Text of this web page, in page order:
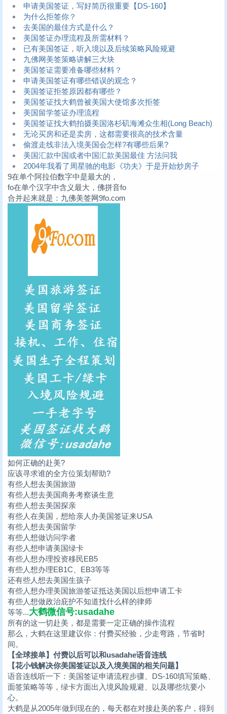
申请美国签证，写好简历很重要【DS-160】
为什么拒签你？
去美国的最佳方式是什么？
美国签证办理流程及所需材料？
已有美国签证，听入境以及后续策略风险规避
九佛网美签策略讲解三大块
美国签证需要准备哪些材料？
申请美国签证有哪些错误的观念？
美国签证拒签原因都有哪些？
美国签证找大鹤曾被美国大使馆多次拒签
美国留学签证办理流程
美国签证找大鹤拍摄美国洛杉矶海滩众生相(Long Beach)
无论买房和还是卖房，这都需要很高的技术含量
偷渡走线非法入境美国会怎样?有哪些后果?
美国汇款中国或者中国汇款美国最佳 方法问我
2004年我看了周星驰的电影《功夫》于是开始炒房子
9在单个阿拉伯数字中是最大的，
fo在单个汉字中含义最大，佛拼音fo
合并起来就是：九佛美签网9fo.com
如何正确的赴美?
应该寻求谁的全方位策划帮助?
有些人想去美国旅游
有些人想去美国商务考察谈生意
有些人想去美国探亲
有些人在美国，想给亲人办美国签证来USA
有些人想去美国留学
有些人想做访问学者
有些人想申请美国绿卡
有些人想办理投资移民EB5
有些人想办理EB1C、EB3等等
还有些人想去美国生孩子
有些人想办理美国旅游签证抵达美国以后想申请工卡
有些人想做政治庇护不知道找什么样的律师
等等...大鹤微信号:usadahe
所有的这一切赴美，都是需要一定正确的操作流程
那么，大鹤在这里建议你：付费买经验，少走弯路，节省时
间。
【全球接单】付费以后可以和usadahe语音连线
【花小钱解决你美国签证以及入境美国的相关问题】
语音连线听一下：美国签证申请流程步骤、DS-160填写策略、
面签策略等等，绿卡方面出入境风险规避、以及哪些坑要小
心。
大鹤是从2005年做到现在的，每天都在对接赴美的客户，得到